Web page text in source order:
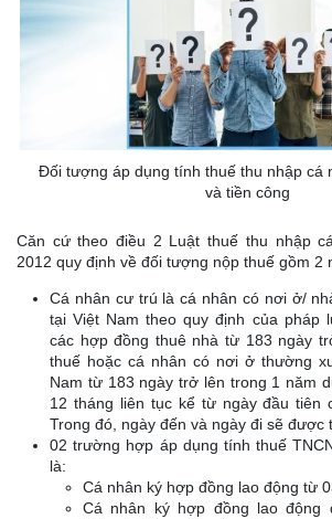
Đối tượng áp dụng tính thuế thu nhập cá
và tiền công
Căn cứ theo điều 2 Luật thuế thu nhập
2012 quy định về đối tượng nộp thuế gồm 2
Cá nhân cư trú là cá nhân có nơi ở/
tại Việt Nam theo quy định của pháp
các hợp đồng thuê nhà từ 183 ngày
thuế hoặc cá nhân có nơi ở thường
Nam từ 183 ngày trở lên trong 1 năm
12 tháng liên tục kể từ ngày đầu tiên
Trong đó, ngày đến và ngày đi sẽ được
02 trường hợp áp dụng tính thuế
là:
Cá nhân ký hợp đồng lao động từ
Cá nhân ký hợp đồng lao động